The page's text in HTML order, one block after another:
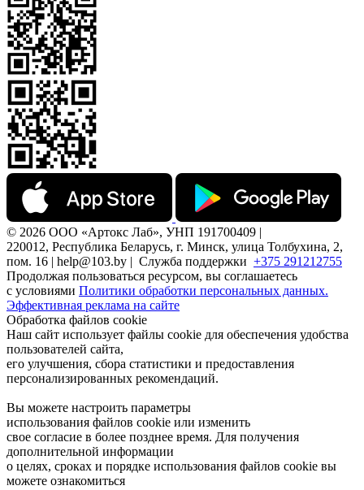
© 2026 ООО «Артокс Лаб», УНП 191700409 |
220012, Республика Беларусь, г. Минск, улица Толбухина, 2,
пом. 16 | help@103.by | Служба поддержки +375 291212755
Продолжая пользоваться ресурсом, вы соглашаетесь
с условиями Политики обработки персональных данных.
Эффективная реклама на сайте
Обработка файлов cookie
Наш сайт использует файлы cookie для обеспечения удобства
пользователей сайта,
его улучшения, сбора статистики и предоставления
персонализированных рекомендаций.
Вы можете настроить параметры
использования файлов cookie или изменить
свое согласие в более позднее время. Для получения
дополнительной информации
о целях, сроках и порядке использования файлов cookie вы
можете ознакомиться